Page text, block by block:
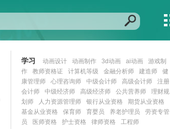
学习 动画设计 动画制作 3d动画 ai动画
游戏制
作
教师资格证 计算机等级 金融分析师 建造师
健
康管理师
心理咨询师 中级会计师 高级会计师
注册
会计师
中级经济师 高级经济师 公共营养师
理财规
划师
人力资源管理师 银行从业资格
期货从业资格
基金从业资格
保育师 育婴员 养老护理员
劳资专管
员
医师资格 护士资格 律师资格 工程师